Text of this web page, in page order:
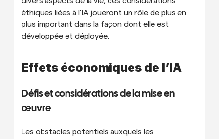
éthiques liées à l’IA joueront un rôle de plus en
plus important dans la façon dont elle est
développée et déployée.
Effets économiques de l’IA
Défis et considérations de la mise en
œuvre
Les obstacles potentiels auxquels les